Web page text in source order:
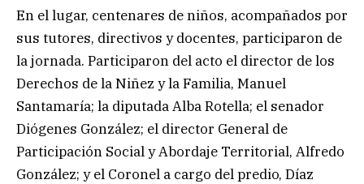
En el lugar, centenares de niños, acompañados por
sus tutores, directivos y docentes, participaron de
la jornada. Participaron del acto el director de los
Derechos de la Niñez y la Familia, Manuel
Santamaría; la diputada Alba Rotella; el senador
Diógenes González; el director General de
Participación Social y Abordaje Territorial, Alfredo
González; y el Coronel a cargo del predio, Díaz